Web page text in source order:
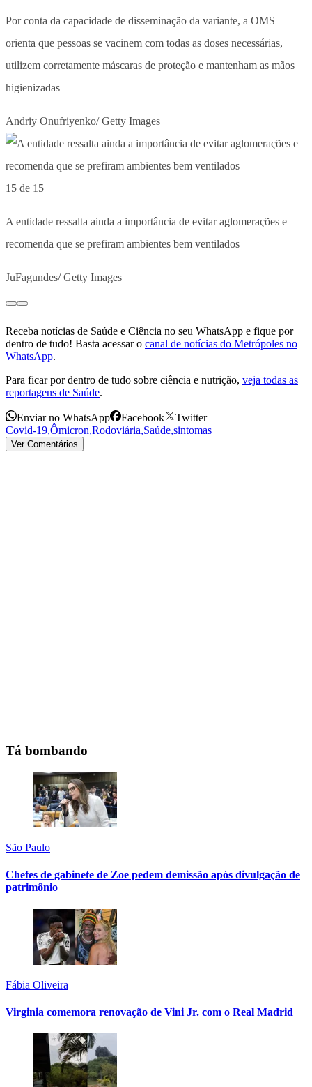
Por conta da capacidade de disseminação da variante, a OMS
orienta que pessoas se vacinem com todas as doses necessárias,
utilizem corretamente máscaras de proteção e mantenham as mãos
higienizadas
Andriy Onufriyenko/ Getty Images
15 de 15
A entidade ressalta ainda a importância de evitar aglomerações e
recomenda que se prefiram ambientes bem ventilados
JuFagundes/ Getty Images
Receba notícias de Saúde e Ciência no seu WhatsApp e fique por
dentro de tudo! Basta acessar o canal de notícias do Metrópoles no
WhatsApp.
Para ficar por dentro de tudo sobre ciência e nutrição, veja todas as
reportagens de Saúde.
Enviar no WhatsApp Facebook
Twitter
Covid-19,Ômicron,Rodoviária,Saúde,sintomas
Ver Comentários
Tá bombando
São Paulo
Chefes de gabinete de Zoe pedem demissão após divulgação de
patrimônio
Fábia Oliveira
Virginia comemora renovação de Vini Jr. com o Real Madrid